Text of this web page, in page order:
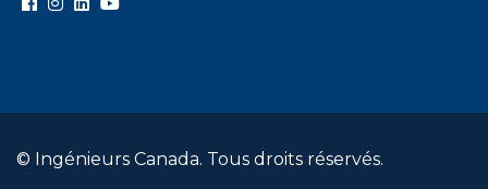
© Ingénieurs Canada. Tous droits réservés.